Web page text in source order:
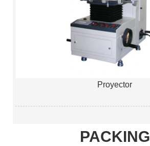
Proyector
PACKING